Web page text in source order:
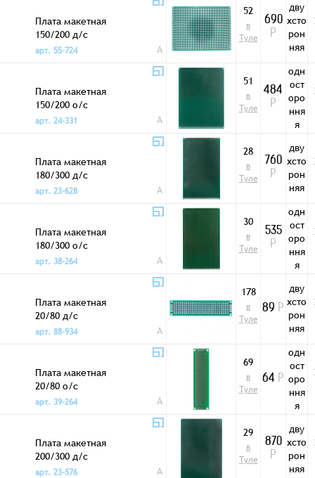
Плата макетная
150/200 д/с
арт. 55-724
A
52
в
Туле
690
Р
дву
хсто
рон
няя
Плата макетная
150/200 о/с
арт. 24-331
A
51
в
Туле
484
Р
одн
ост
оро
ння
я
Плата макетная
180/300 д/с
арт. 23-628
A
28
в
Туле
760
Р
дву
хсто
рон
няя
Плата макетная
180/300 о/с
арт. 38-264
A
30
в
Туле
535
Р
одн
ост
оро
ння
я
Плата макетная
20/80 д/с
арт. 88-934
A
178
в
Туле
89 Р
дву
хсто
рон
няя
Плата макетная
20/80 о/с
арт. 39-264
A
69
в
Туле
64 Р
одн
ост
оро
ння
я
Плата макетная
200/300 д/с
арт. 23-576
A
29
в
Туле
870
Р
дву
хсто
рон
няя